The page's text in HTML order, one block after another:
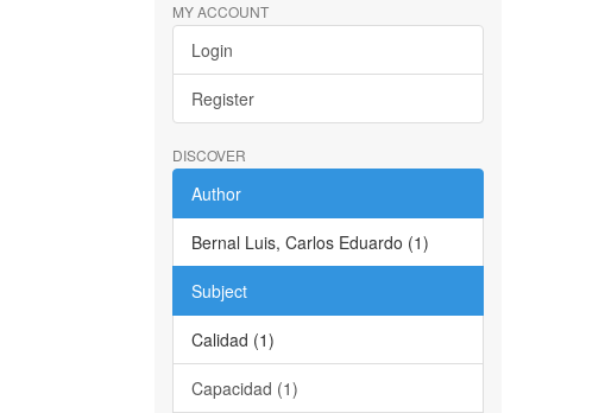
MY ACCOUNT
Login
Register
DISCOVER
Author
Bernal Luis, Carlos Eduardo (1)
Subject
Calidad (1)
Capacidad (1)